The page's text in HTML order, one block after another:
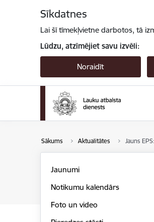
Sīkdatnes
Lai šī tīmekļvietne darbotos, tā
Lūdzu, atzīmējiet savu izvēli:
Noraidīt
Sākums Aktualitātes Jauns
Jaunumi
Notikumu kalendārs
Foto un video